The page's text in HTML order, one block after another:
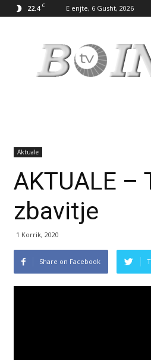
22.4 C E enjte, 6 Gusht, 2026
Boin
Aktuale
AKTUALE
zbavitje
1 Korrik, 2020
Share on Facebook